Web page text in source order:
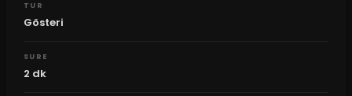
TUR
Gösteri
SURE
2 dk